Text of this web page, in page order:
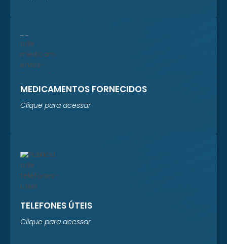
MEDICAMENTOS FORNECIDOS
Clique para acessar
TELEFONES ÚTEIS
Clique para acessar